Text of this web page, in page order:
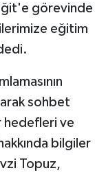
görevinde
eğitim
sohbet
ve
bilgiler
Topuz,